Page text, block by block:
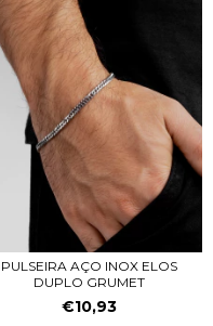
PULSEIRA AÇO INOX ELOS
DUPLO GRUMET
€10,93